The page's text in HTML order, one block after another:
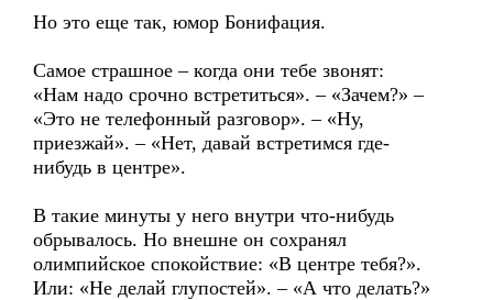
Но это еще так, юмор Бонифация.
Самое страшное – когда они тебе звонят:
«Нам надо срочно встретиться». – «Зачем?» –
«Это не телефонный разговор». – «Ну,
приезжай». – «Нет, давай встретимся где-
нибудь в центре».
В такие минуты у него внутри что-нибудь
обрывалось. Но внешне он сохранял
олимпийское спокойствие: «В центре тебя?».
Или: «Не делай глупостей». – «А что делать?»